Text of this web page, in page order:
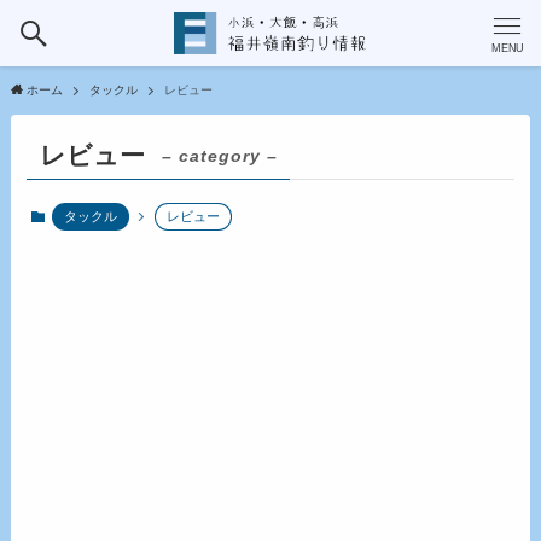
MENU
ホーム タックル レビュー
レビュー – category –
タックル レビュー